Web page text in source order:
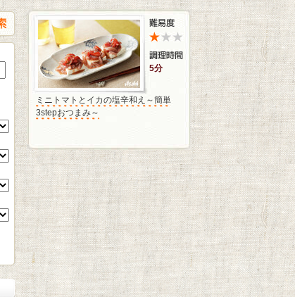
5分
ミニトマトとイカの塩辛和え～簡単
3stepおつまみ～